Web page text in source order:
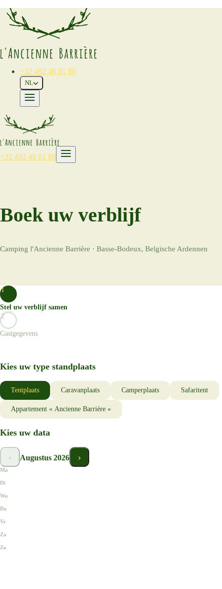
+32 492 48 81 80
NL
+32 492 48 81 80
Boek uw verblijf
Camping l'Ancienne Barrière · Basse-Bodeux, Belgische Ardennen
1
Stel uw verblijf samen
2
Gastgegevens
Kies uw type standplaats
Tentplaats Caravanplaats Camperplaats Safaritent
Appartement « Ancienne Barrière »
Kies uw data
‹ Augustus 2026 ›
Ma
Di
Wo
Do
Vr
Za
Zo